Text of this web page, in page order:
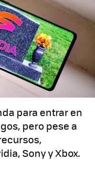
para entrar en
pero pese a
Sony y Xbox.